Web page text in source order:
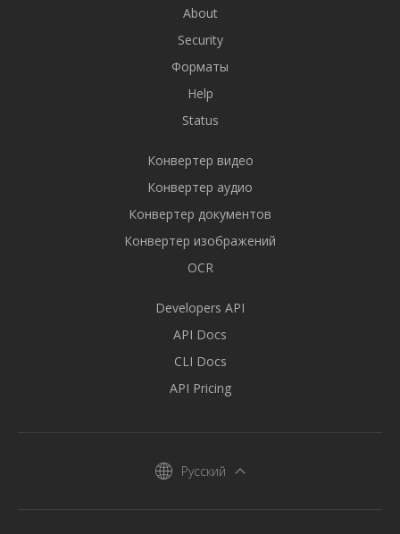
About
Security
Форматы
Help
Status
Конвертер видео
Конвертер аудио
Конвертер документов
Конвертер изображений
OCR
Developers API
API Docs
CLI Docs
API Pricing
Русский